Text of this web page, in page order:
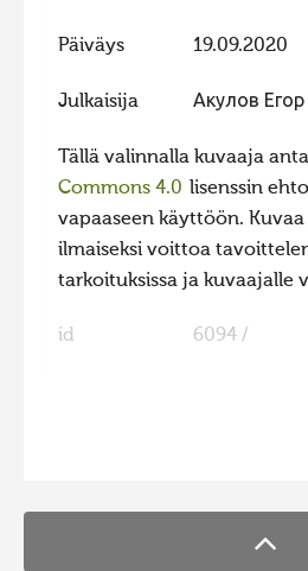
Päiväys 19.09.2020
Julkaisija Акулов Егор
Tällä valinnalla kuvaaja
Commons 4.0 lisenssin
vapaaseen käyttöön.
ilmaiseksi voittoa
tarkoituksissa ja kuvaajalle
id 6094 /